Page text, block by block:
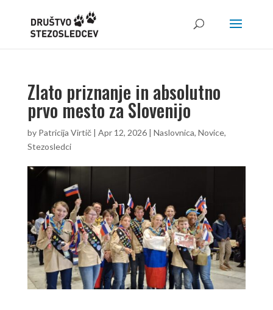
Zlato priznanje in absolutno
prvo mesto za Slovenijo
by Patricija Virtič| Apr 12, 2026| Naslovnica, Novice,
Stezosledci